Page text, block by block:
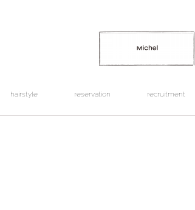
hairstyle reservation recruitment